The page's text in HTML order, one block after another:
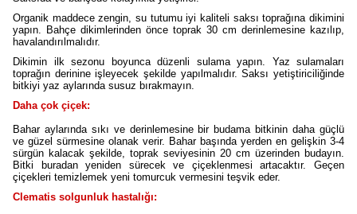
Organik maddece zengin, su tutumu iyi kaliteli saksı toprağına dikimini
yapın. Bahçe dikimlerinden önce toprak 30 cm derinlemesine kazılıp,
havalandırılmalıdır.
Dikimin ilk sezonu boyunca düzenli sulama yapın. Yaz sulamaları
toprağın derinine işleyecek şekilde yapılmalıdır. Saksı yetiştiriciliğinde
bitkiyi yaz aylarında susuz bırakmayın.
Daha çok çiçek:
Bahar aylarında sıkı ve derinlemesine bir budama bitkinin daha güçlü
ve güzel sürmesine olanak verir. Bahar başında yerden en gelişkin 3-4
sürgün kalacak şekilde, toprak seviyesinin 20 cm üzerinden budayın.
Bitki buradan yeniden sürecek ve çiçeklenmesi artacaktır. Geçen
çiçekleri temizlemek yeni tomurcuk vermesini teşvik eder.
Clematis solgunluk hastalığı: